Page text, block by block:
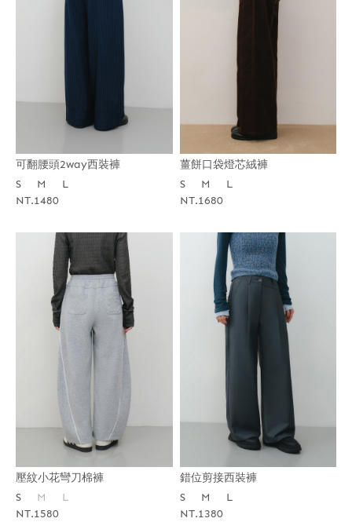
可翻腰頭2way西裝褲
S
M
L
NT.1480
薑餅口袋燈芯絨褲
S
M
L
NT.1680
壓紋小花彎刀棉褲
S
M
L
NT.1580
錯位剪接西裝褲
S
M
L
NT.1380